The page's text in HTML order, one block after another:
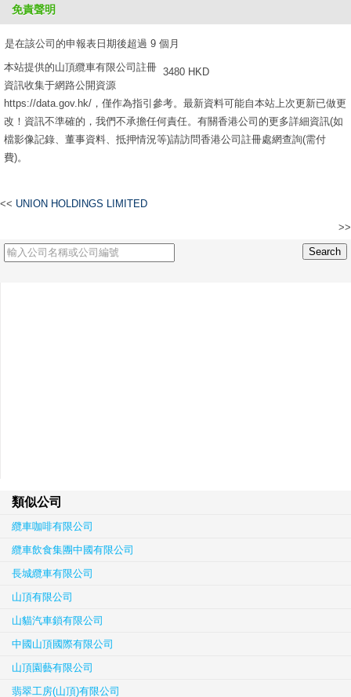
是在該公司的申報表日期後超過 9 個月
3480 HKD
免責聲明
本站提供的山頂纜車有限公司註冊
資訊收集于網路公開資源
https://data.gov.hk/，僅作為指引參考。最新資料可能自本站上次更新已做更
改！資訊不準確的，我們不承擔任何責任。有關香港公司的更多詳細資訊(如
檔影像記錄、董事資料、抵押情況等)請訪問香港公司註冊處網查詢(需付
費)。
<< UNION HOLDINGS LIMITED
>>
類似公司
纜車咖啡有限公司
纜車飲食集團中國有限公司
長城纜車有限公司
山頂有限公司
山貓汽車鎖有限公司
中國山頂國際有限公司
山頂園藝有限公司
翡翠工房(山頂)有限公司